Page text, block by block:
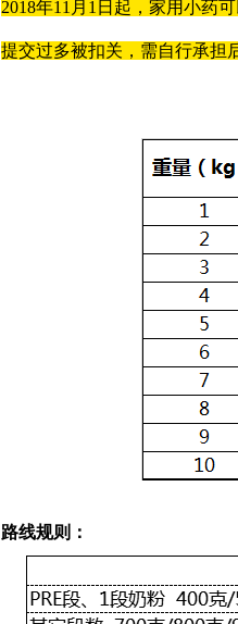
2018年11月1日起，家用小药
提交过多被扣关，需自行承担
路线规则：